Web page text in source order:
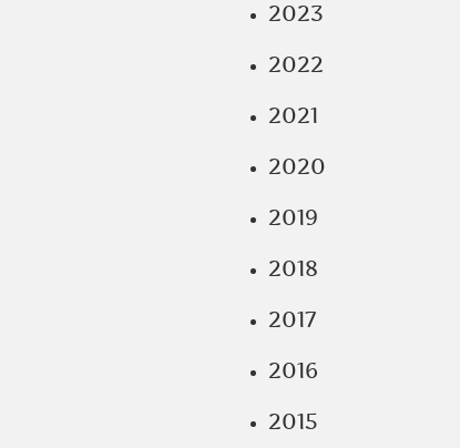
2023
2022
2021
2020
2019
2018
2017
2016
2015